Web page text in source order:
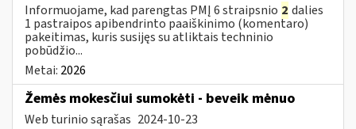
Informuojame, kad parengtas PMĮ 6 straipsnio 2 dalies
1 pastraipos apibendrinto paaiškinimo (komentaro)
pakeitimas, kuris susijęs su atliktais techninio
pobūdžio...
Metai: 2026
Žemės mokesčiui sumokėti - beveik mėnuo
Web turinio sąrašas 2024-10-23